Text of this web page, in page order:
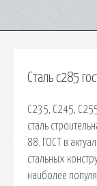
Сталь с285
С235, С245,
сталь
88. ГОСТ в
стальных
наиболее